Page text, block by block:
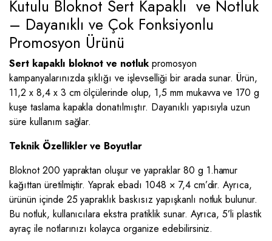
Kutulu Bloknot Sert Kapaklı ve Notluk
– Dayanıklı ve Çok Fonksiyonlu
Promosyon Ürünü
Sert kapaklı bloknot ve notlukpromosyon
kampanyalarınızda şıklığı ve işlevselliği bir arada sunar. Ürün,
11,2 x 8,4 x 3 cm ölçülerinde olup, 1,5 mm mukavva ve 170 g
kuşe taslama kapakla donatılmıştır. Dayanıklı yapısıyla uzun
süre kullanım sağlar.
Teknik Özellikler ve Boyutlar
Bloknot 200 yapraktan oluşur ve yapraklar 80 g 1.hamur
kağıttan üretilmiştir. Yaprak ebadı 1048 × 7,4 cm’dir. Ayrıca,
ürünün içinde 25 yapraklık baskısız yapışkanlı notluk bulunur.
Bu notluk, kullanıcılara ekstra pratiklik sunar. Ayrıca, 5’li plastik
ayraç ile notlarınızı kolayca organize edebilirsiniz.